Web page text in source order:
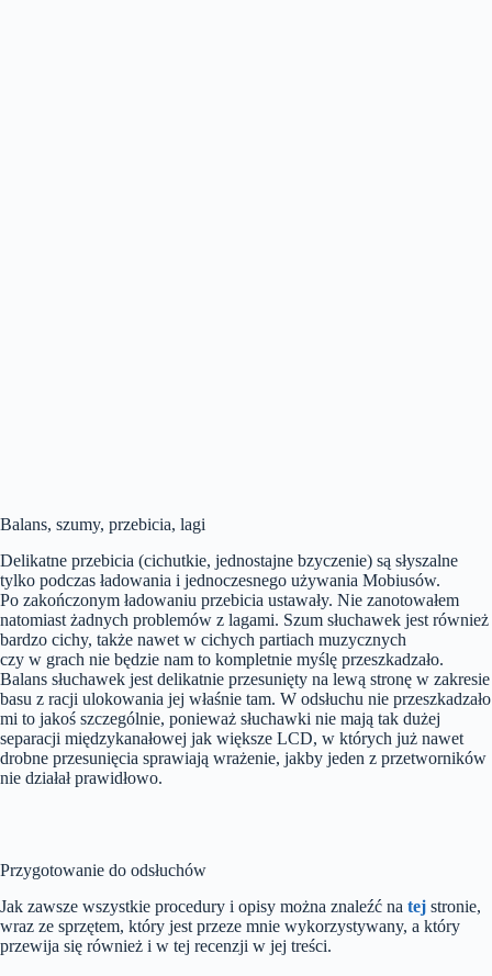
Balans, szumy, przebicia, lagi
Delikatne przebicia (cichutkie, jednostajne bzyczenie) są słyszalne
tylko podczas ładowania i jednoczesnego używania Mobiusów.
Po zakończonym ładowaniu przebicia ustawały. Nie zanotowałem
natomiast żadnych problemów z lagami. Szum słuchawek jest również
bardzo cichy, także nawet w cichych partiach muzycznych
czy w grach nie będzie nam to kompletnie myślę przeszkadzało.
Balans słuchawek jest delikatnie przesunięty na lewą stronę w zakresie
basu z racji ulokowania jej właśnie tam. W odsłuchu nie przeszkadzało
mi to jakoś szczególnie, ponieważ słuchawki nie mają tak dużej
separacji międzykanałowej jak większe LCD, w których już nawet
drobne przesunięcia sprawiają wrażenie, jakby jeden z przetworników
nie działał prawidłowo.
Przygotowanie do odsłuchów
Jak zawsze wszystkie procedury i opisy można znaleźć na tej stronie,
wraz ze sprzętem, który jest przeze mnie wykorzystywany, a który
przewija się również i w tej recenzji w jej treści.